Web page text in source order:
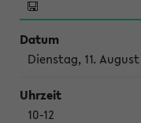
Dienstag, 11.
10-12